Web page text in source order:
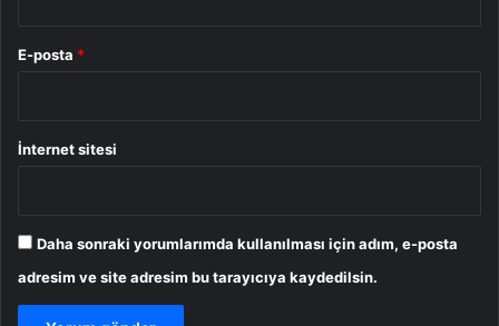
E-posta *
İnternet sitesi
Daha sonraki yorumlarımda kullanılması için adım, e-posta
adresim ve site adresim bu tarayıcıya kaydedilsin.